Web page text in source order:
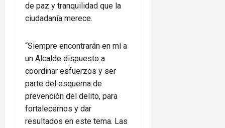
de paz y tranquilidad que la
ciudadanía merece.
“Siempre encontrarán en mí a
un Alcalde dispuesto a
coordinar esfuerzos y ser
parte del esquema de
prevención del delito, para
fortalecernos y dar
resultados en este tema. Las